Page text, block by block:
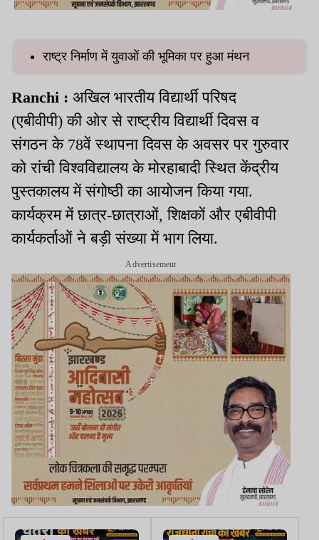
राष्ट्र निर्माण में युवाओं की भूमिका पर हुआ मंथन
Ranchi : अखिल भारतीय विद्यार्थी परिषद
(एबीवीपी) की ओर से राष्ट्रीय विद्यार्थी दिवस व
संगठन के 78वें स्थापना दिवस के अवसर पर गुरुवार
को रांची विश्वविद्यालय के मोरहाबादी स्थित केंद्रीय
पुस्तकालय में संगोष्ठी का आयोजन किया गया.
कार्यक्रम में छात्र-छात्राओं, शिक्षकों और एबीवीपी
कार्यकर्ताओं ने बड़ी संख्या में भाग लिया.
Advertisement